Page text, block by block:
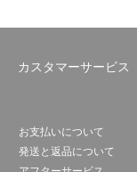
カスタマーサービス
お支払いについて
発送と返品について